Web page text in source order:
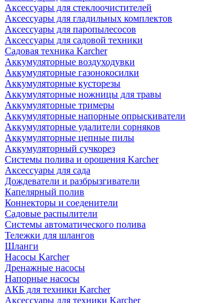
Аксессуары для стеклоочистителей
Аксессуары для гладильных комплектов
Аксессуары для паропылесосов
Аксессуары для садовой техники
Садовая техника Karcher
Аккумуляторные воздуходувки
Аккумуляторные газонокосилки
Аккумуляторные кусторезы
Аккумуляторные ножницы для травы
Аккумуляторные тримеры
Аккумуляторные напорные опрыскиватели
Аккумуляторные удалители сорняков
Аккумуляторные цепные пилы
Аккумуляторный сучкорез
Системы полива и орошения Karcher
Аксессуары для сада
Дождеватели и разбрызгиватели
Капелярный полив
Коннекторы и соеденители
Садовые распылители
Системы автоматического полива
Тележки для шлангов
Шланги
Насосы Karcher
Дренажные насосы
Напорные насосы
АКБ для техники Karcher
Аксессуары для техники Karcher